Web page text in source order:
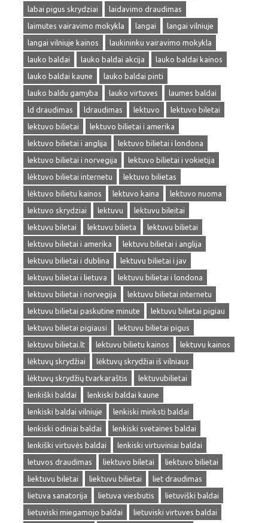
labai pigus skrydziai
laidavimo draudimas
laimutes vairavimo mokykla
langai
langai vilniuje
langai vilniuje kainos
laukininku vairavimo mokykla
lauko baldai
lauko baldai akcija
lauko baldai kainos
lauko baldai kaune
lauko baldai pinti
lauko baldu gamyba
lauko virtuves
laumes baldai
ld draudimas
ldraudimas lektuvo
lektuvo biletai
lektuvo bilietai
lektuvo bilietai i amerika
lektuvo bilietai i anglija
lektuvo bilietai i londona
lektuvo bilietai i norvegija
lektuvo bilietai i vokietija
lėktuvo bilietai internetu
lektuvo bilietas
lėktuvo bilietu kainos
lektuvo kaina
lektuvo nuoma
lektuvo skrydziai
lektuvu
lektuvu bileitai
lektuvu biletai
lektuvu bilieta
lektuvu bilietai
lektuvu bilietai i amerika
lektuvu bilietai i anglija
lektuvu bilietai i dublina
lektuvu bilietai i jav
lektuvu bilietai i lietuva
lektuvu bilietai i londona
lektuvu bilietai i norvegija
lektuvu bilietai internetu
lektuvu bilietai paskutine minute
lektuvu bilietai pigiau
lektuvu bilietai pigiausi
lektuvu bilietai pigus
lektuvu bilietai.lt
lektuvu bilietu kainos
lektuvu kainos
lėktuvų skrydžiai
lėktuvų skrydžiai iš vilniaus
lėktuvų skrydžių tvarkaraštis
lektuvubilietai
lenkiški baldai
lenkiski baldai kaune
lenkiski baldai vilniuje
lenkiski minksti baldai
lenkiski odiniai baldai
lenkiski svetaines baldai
lenkiški virtuvės baldai
lenkiski virtuviniai baldai
letuvos draudimas
liektuvo biletai
liektuvo bilietai
liektuvu biletai
liektuvu bilietai
liet draudimas
lietuva sanatorija
lietuva viesbutis
lietuviški baldai
lietuviski miegamojo baldai
lietuviski virtuves baldai